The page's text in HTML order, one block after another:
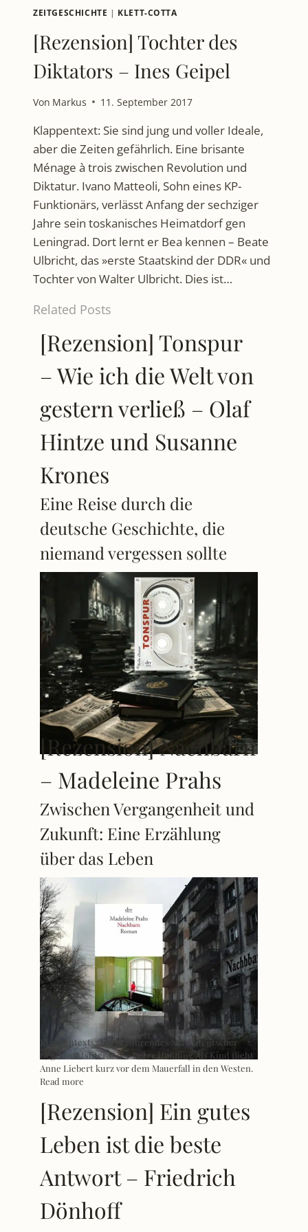
ZEITGESCHICHTE | KLETT-COTTA
[Rezension] Tochter des
Diktators – Ines Geipel
Von Markus 11. September 2017
Klappentext: Sie sind jung und voller Ideale,
aber die Zeiten gefährlich. Eine brisante
Ménage à trois zwischen Revolution und
Diktatur. Ivano Matteoli, Sohn eines KP-
Funktionärs, verlässt Anfang der sechziger
Jahre sein toskanisches Heimatdorf gen
Leningrad. Dort lernt er Bea kennen – Beate
Ulbricht, das »erste Staatskind der DDR« und
Tochter von Walter Ulbricht. Dies ist…
Related Posts
[Rezension] Tonspur
– Wie ich die Welt von
gestern verließ – Olaf
Hintze und Susanne
Krones
Eine Reise durch die
deutsche Geschichte, die
niemand vergessen sollte
[Rezension] Nachbarn
– Madeleine Prahs
Zwischen Vergangenheit und
Zukunft: Eine Erzählung
über das Leben
Klappentext: »Ein berührendes Stück deutscher
Gegenwartsliteratur.« Peter Henning Als Kind flieht
Anne Liebert kurz vor dem Mauerfall in den Westen.
Read more
[Rezension] Ein gutes
Leben ist die beste
Antwort – Friedrich
Dönhoff